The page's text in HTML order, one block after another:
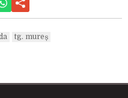
tg. mureș